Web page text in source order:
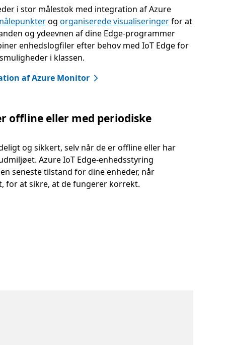
i stor målestok med integration af Azure
og organiserede visualiseringerfor at
og ydeevnen af dine Edge-programmer
enhedslogfiler efter behov med IoT Edge for
i klassen.
af Azure Monitor
offline eller med periodiske
og sikkert, selv når de er offline eller har
Azure IoT Edge-enhedsstyring
seneste tilstand for dine enheder, når
for at sikre, at de fungerer korrekt.